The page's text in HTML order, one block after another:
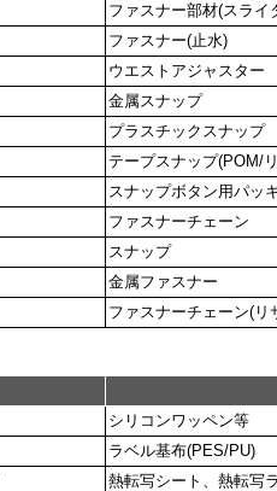
ファスナー部材(スライ
ファスナー(止水)
ウエストアジャスター
金属スナップ
プラスチックスナップ
テープスナップ(POM/
スナップボタン用パッ
ファスナーチェーン
スナップ
金属ファスナー
ファスナーチェーン(リ
シリコンワッペン等
ラベル基布(PES/PU)
熱転写シート、熱転写